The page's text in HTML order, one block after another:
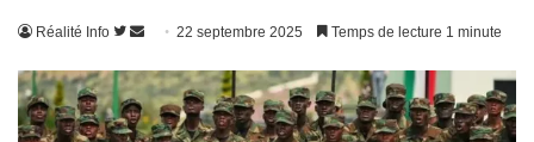
Réalité Info
Suivre
Twitter
Envoyer
courriel
22 septembre 2025 Temps de lecture 1 minute